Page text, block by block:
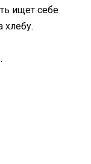
ищет себе
хлебу.